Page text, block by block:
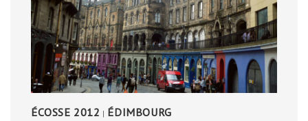
ÉCOSSE 2012 | ÉDIMBOURG